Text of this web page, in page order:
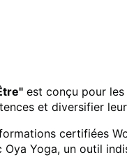
est conçu pour
et diversifier
certifiées
Oya Yoga, un outil